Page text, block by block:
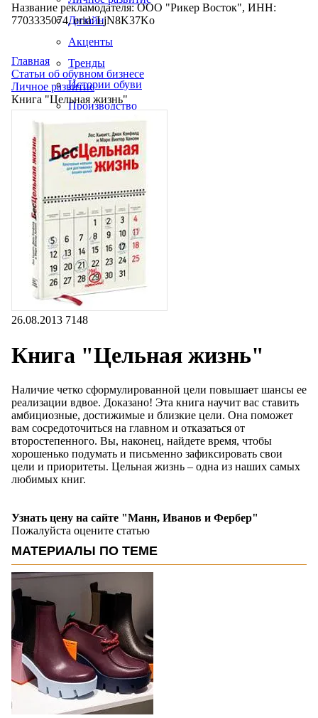
Дизайн
Акценты
Тренды
Истории обуви
Производство
Название рекламодателя: ООО "Рикер Восток", ИНН:
7703335074, erid: LjN8K37Ko
Главная
Статьи об обувном бизнесе
Личное развитие
Книга "Цельная жизнь"
26.08.2013 7148
Книга "Цельная жизнь"
Наличие четко сформулированной цели повышает шансы ее
реализации вдвое. Доказано! Эта книга научит вас ставить
амбициозные, достижимые и близкие цели. Она поможет
вам сосредоточиться на главном и отказаться от
второстепенного. Вы, наконец, найдете время, чтобы
хорошенько подумать и письменно зафиксировать свои
цели и приоритеты. Цельная жизнь – одна из наших самых
любимых книг.
Узнать цену на сайте "Манн, Иванов и Фербер"
Пожалуйста оцените статью
МАТЕРИАЛЫ ПО ТЕМЕ